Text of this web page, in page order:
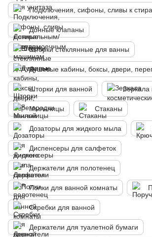
Донные клапаны
Шторки стеклянные для ванны
Душевые кабины, боксы, двери,
Шторки для ванной Зеркала
Мыльницы Стаканы
Дозаторы для жидкого мыла
Диспенсеры для салфеток
Держатели для полотенец
Полки для ванной комнаты
Скребки для ванной
Держатели для туалетной бумаги